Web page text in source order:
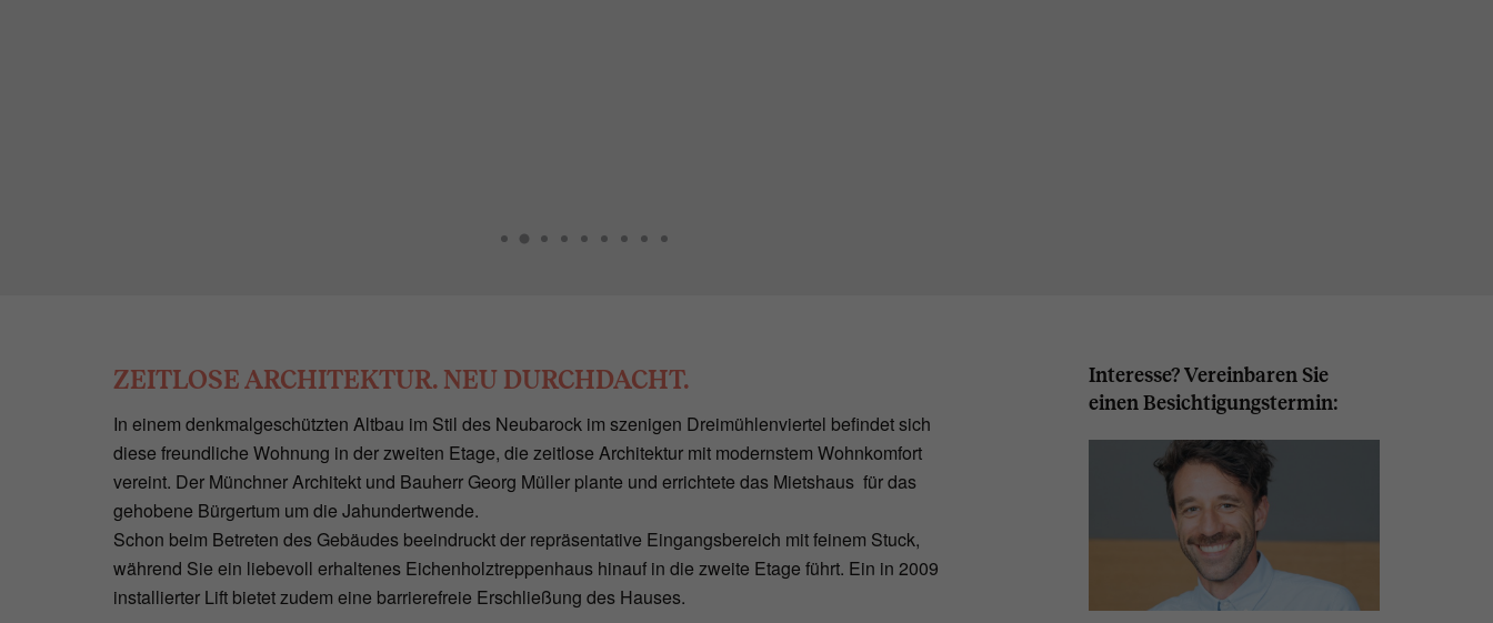
ZEITLOSE ARCHITEKTUR. NEU DURCHDACHT.
In einem denkmalgeschützten Altbau im Stil des Neubarock im szenigen Dreimühlenviertel befindet sich
diese freundliche Wohnung in der zweiten Etage, die zeitlose Architektur mit modernstem Wohnkomfort
vereint. Der Münchner Architekt und Bauherr Georg Müller plante und errichtete das Mietshaus für das
gehobene Bürgertum um die Jahundertwende.
Schon beim Betreten des Gebäudes beeindruckt der repräsentative Eingangsbereich mit feinem Stuck,
während Sie ein liebevoll erhaltenes Eichenholztreppenhaus hinauf in die zweite Etage führt. Ein in 2009
installierter Lift bietet zudem eine barrierefreie Erschließung des Hauses.
Interesse? Vereinbaren Sie
einen Besichtigungstermin: